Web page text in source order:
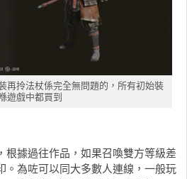
再拎法杖係完全無問題的，所有初始裝
遊戲中都買到
根據過往作品，如果召喚雙方等級差
。為咗可以同大多數人連線，一般玩